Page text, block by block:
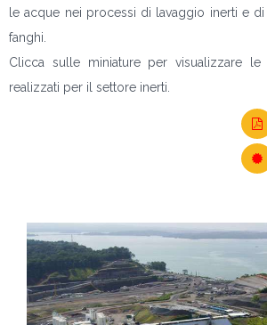
le acque nei processi di lavaggio inerti e
fanghi.
Clicca sulle miniature per visualizzare
realizzati per il settore inerti.